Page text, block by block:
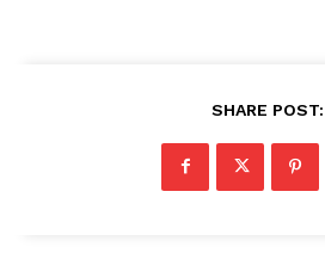
SHARE POST: